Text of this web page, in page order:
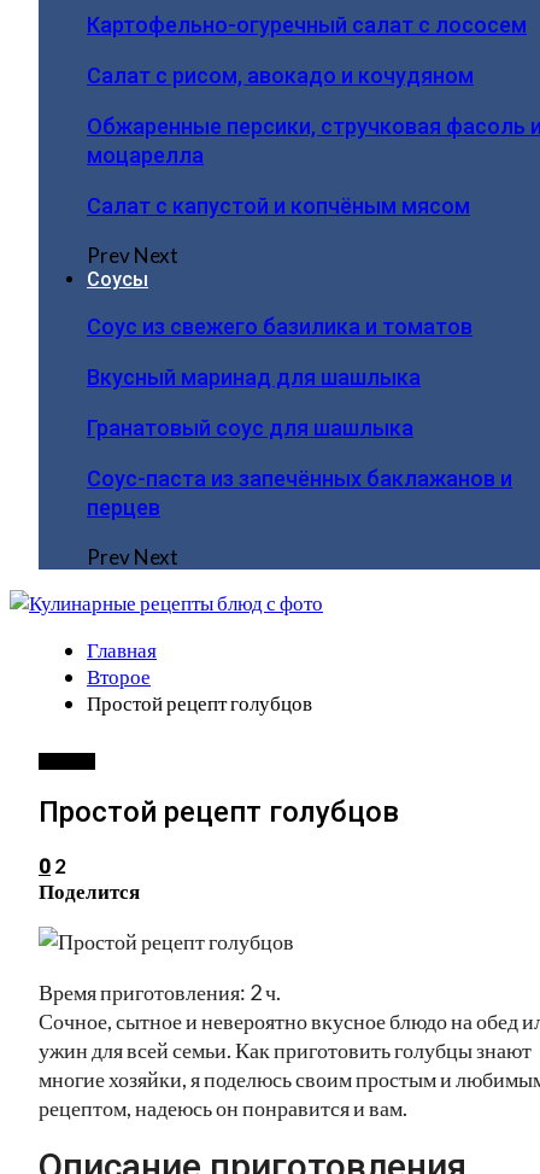
Картофельно-огуречный салат с лососем
Салат с рисом, авокадо и кочудяном
Обжаренные персики, стручковая фасоль
моцарелла
Салат с капустой и копчёным мясом
PrevNext
Соусы
Соус из свежего базилика и томатов
Вкусный маринад для шашлыка
Гранатовый соус для шашлыка
Соус-паста из запечённых баклажанов и
перцев
PrevNext
Главная
Второе
Простой рецепт голубцов
Простой рецепт голубцов
0 2
Поделится
Время приготовления: 2 ч.
Сочное, сытное и невероятно вкусное блюдо на обед
ужин для всей семьи. Как приготовить голубцы знают
многие хозяйки, я поделюсь своим простым и
рецептом, надеюсь он понравится и вам.